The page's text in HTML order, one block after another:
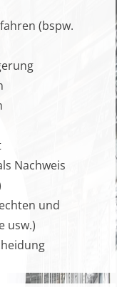
(bspw.
Nachweis
und
usw.)